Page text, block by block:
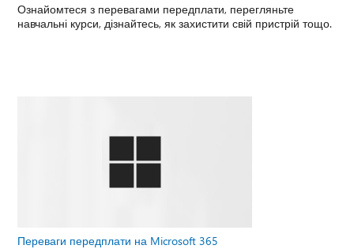
Ознайомтеся з перевагами передплати, перегляньте
навчальні курси, дізнайтесь, як захистити свій пристрій тощо.
Переваги передплати на Microsoft 365